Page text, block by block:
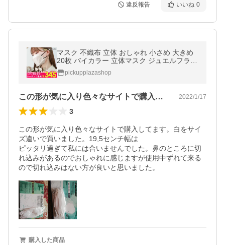
違反報告 いいね 0
マスク 不織布 立体 おしゃれ 小さめ 大きめ
20枚 バイカラー 立体マスク ジュエルフラッ
プマスク 両面カラー 3サイズ 大人 こども
pickupplazashop
この形が気に入り色々なサイトで購入して… 2022/1/17
3
この形が気に入り色々なサイトで購入してます。白をサイ
ズ違いで買いました。19,5センチ幅は
ピッタリ過ぎて私には合いませんでした。鼻のところに切
れ込みがあるのでおしゃれに感じますが使用中ずれて来る
ので切れ込みはない方が良いと思いました。
購入した商品